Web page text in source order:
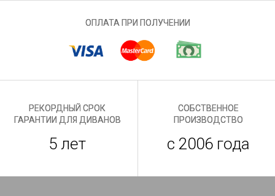
ОПЛАТА ПРИ ПОЛУЧЕНИИ
РЕКОРДНЫЙ СРОК
ГАРАНТИИ ДЛЯ ДИВАНОВ
5 лет
СОБСТВЕННОЕ
ПРОИЗВОДСТВО
с 2006 года